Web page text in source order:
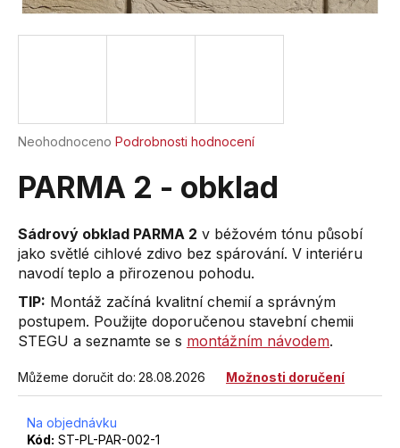
Průměrné
produktu
je
z
5
hvězdiček.
Neohodnoceno Podrobnosti hodnocení
PARMA 2 - obklad
Sádrový obklad PARMA 2 v béžovém tónu působí
jako světlé cihlové zdivo bez spárování. V interiéru
navodí teplo a přirozenou pohodu.
TIP: Montáž začíná kvalitní chemií a správným
postupem. Použijte doporučenou stavební chemii
STEGU a seznamte se s montážním návodem.
Můžeme doručit do: 28.08.2026 Možnosti doručení
Na objednávku
Kód: ST-PL-PAR-002-1
a
D
o
p
o
u
č
u